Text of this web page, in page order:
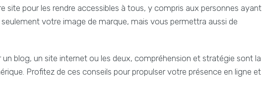
site pour les rendre accessibles à tous, y compris aux personnes ayant
votre image de marque, mais vous permettra aussi de
un blog, un site internet ou les deux, compréhension et stratégie sont la
Profitez de ces conseils pour propulser votre présence en ligne et